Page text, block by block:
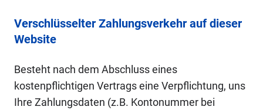
Verschlüsselter Zahlungsverkehr auf dieser
Website
Besteht nach dem Abschluss eines
kostenpflichtigen Vertrags eine Verpflichtung, uns
Ihre Zahlungsdaten (z.B. Kontonummer bei